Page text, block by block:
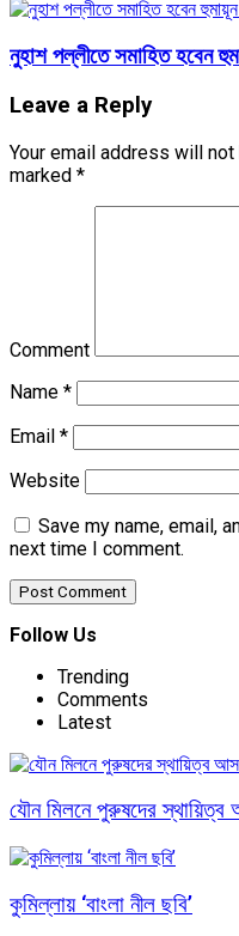
নুহাশ পল্লীতে সমাহিত হবেন
Leave a Reply
Your email address will
marked *
Comment
Name *
Email *
Website
Save my name, email,
next time I comment.
Follow Us
Trending
Comments
Latest
যৌন মিলনে পুরুষদের
কুমিল্লায় ‘বাংলা নীল ছবি’